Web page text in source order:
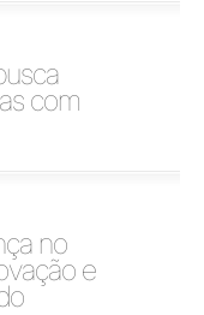
com
no
e